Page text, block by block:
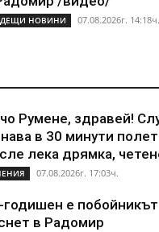
НОВИНИ 07.08.2026г. 14:18ч.
Румене, здравей!
в 30 минути
лека дрямка,
07.08.2026г. 17:03ч.
годишен е
в Радомир